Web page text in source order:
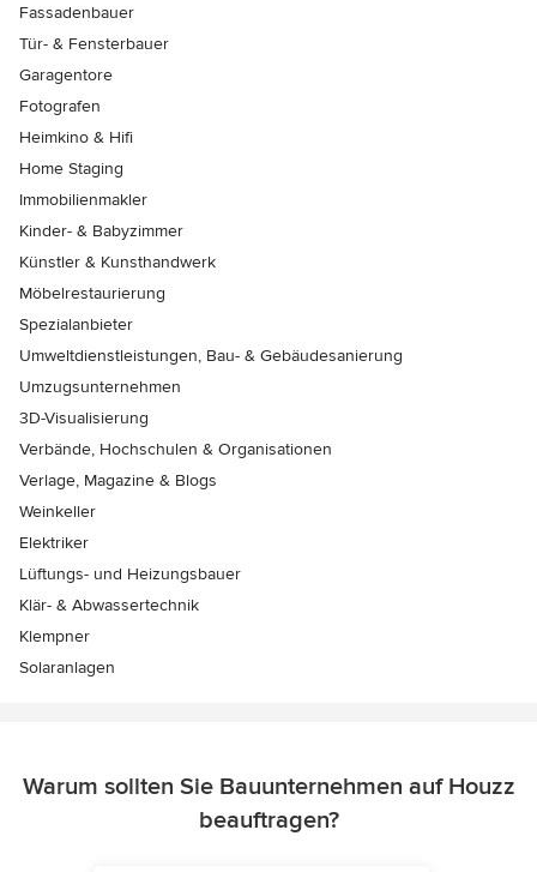
Fassadenbauer
Tür- & Fensterbauer
Garagentore
Fotografen
Heimkino & Hifi
Home Staging
Immobilienmakler
Kinder- & Babyzimmer
Künstler & Kunsthandwerk
Möbelrestaurierung
Spezialanbieter
Umweltdienstleistungen, Bau- & Gebäudesanierung
Umzugsunternehmen
3D-Visualisierung
Verbände, Hochschulen & Organisationen
Verlage, Magazine & Blogs
Weinkeller
Elektriker
Lüftungs- und Heizungsbauer
Klär- & Abwassertechnik
Klempner
Solaranlagen
Warum sollten Sie Bauunternehmen auf Houzz
beauftragen?